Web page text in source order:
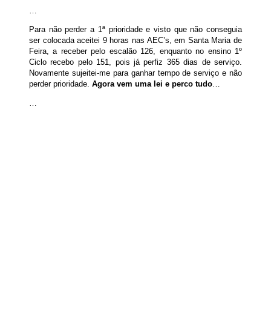
Para não perder a 1ª prioridade e visto que não conseguia
ser colocada aceitei 9 horas nas AEC’s, em Santa Maria de
Feira, a receber pelo escalão 126, enquanto no ensino 1º
Ciclo recebo pelo 151, pois já perfiz 365 dias de serviço.
Novamente sujeitei-me para ganhar tempo de serviço e não
perder prioridade. Agora vem uma lei e perco tudo…